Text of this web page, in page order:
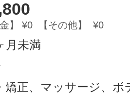
金】 ¥0 【その他】 ¥0
月未満
矯正、マッサージ、ボ